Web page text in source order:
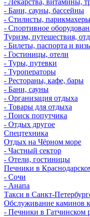
- Бани, сауны, бассейны
- Стилисты,
- Спортивное
Туризм, путешествия,
- Билеты, паспорта и
- Гостиницы, отели
- Туры, путевки
- Туроператоры
- Рестораны, кафе, бары
- Бани, сауны
- Организация отдыха
- Товары для отдыха
- Поиск попутчика
- Отдых другое
Спецтехника
Отдых на Чёрном море
- Частный сектор
- Отели, гостиницы
Печники в
- Сочи
- Анапа
Такси в Санкт-
Обслуживание каминов
- Печники в Гатчинском